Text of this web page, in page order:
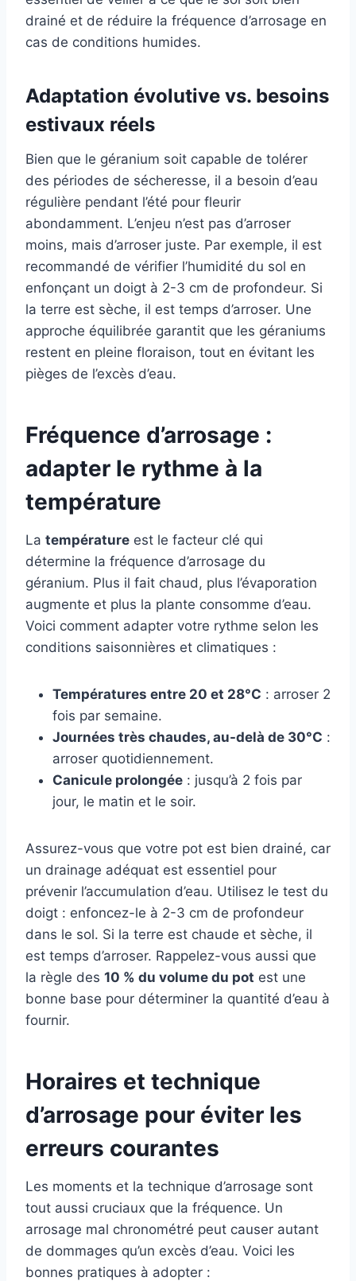
drainé et de réduire la fréquence d’arrosage en
cas de conditions humides.
Adaptation évolutive vs. besoins
estivaux réels
Bien que le géranium soit capable de tolérer
des périodes de sécheresse, il a besoin d’eau
régulière pendant l’été pour fleurir
abondamment. L’enjeu n’est pas d’arroser
moins, mais d’arroser juste. Par exemple, il est
recommandé de vérifier l’humidité du sol en
enfonçant un doigt à 2-3 cm de profondeur. Si
la terre est sèche, il est temps d’arroser. Une
approche équilibrée garantit que les géraniums
restent en pleine floraison, tout en évitant les
pièges de l’excès d’eau.
Fréquence d’arrosage :
adapter le rythme à la
température
La température est le facteur clé qui
détermine la fréquence d’arrosage du
géranium. Plus il fait chaud, plus l’évaporation
augmente et plus la plante consomme d’eau.
Voici comment adapter votre rythme selon les
conditions saisonnières et climatiques :
Températures entre 20 et 28°C : arroser 2
fois par semaine.
Journées très chaudes, au-delà de 30°C :
arroser quotidiennement.
Canicule prolongée : jusqu’à 2 fois par
jour, le matin et le soir.
Assurez-vous que votre pot est bien drainé, car
un drainage adéquat est essentiel pour
prévenir l’accumulation d’eau. Utilisez le test du
doigt : enfoncez-le à 2-3 cm de profondeur
dans le sol. Si la terre est chaude et sèche, il
est temps d’arroser. Rappelez-vous aussi que
la règle des 10 % du volume du pot est une
bonne base pour déterminer la quantité d’eau à
fournir.
Horaires et technique
d’arrosage pour éviter les
erreurs courantes
Les moments et la technique d’arrosage sont
tout aussi cruciaux que la fréquence. Un
arrosage mal chronométré peut causer autant
de dommages qu’un excès d’eau. Voici les
bonnes pratiques à adopter :